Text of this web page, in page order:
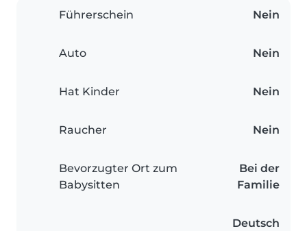
Führerschein Nein
Auto Nein
Hat Kinder Nein
Raucher Nein
Bevorzugter Ort zum
Babysitten
Bei der
Familie
Deutsch